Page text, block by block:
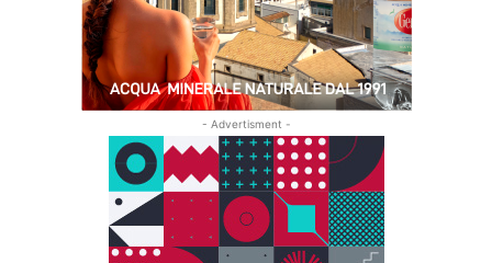
- Advertisment -